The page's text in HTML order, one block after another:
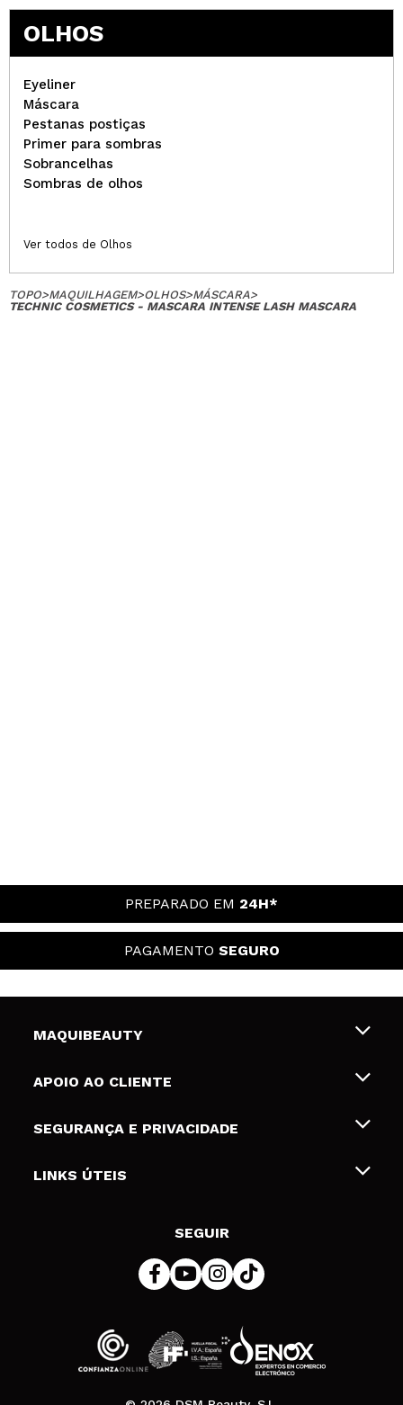
OLHOS
Eyeliner
Máscara
Pestanas postiças
Primer para sombras
Sobrancelhas
Sombras de olhos
Ver todos de Olhos
TOPO>MAQUILHAGEM>OLHOS>MÁSCARA>
TECHNIC COSMETICS - MASCARA INTENSE LASH MASCARA
PREPARADO EM 24H*
PAGAMENTO SEGURO
MAQUIBEAUTY
Sobre nós
Gift Cards
APOIO AO CLIENTE
Envios e Devoluções
Formas de pagamento
SEGURANÇA E PRIVACIDADE
Termos e Privacidade
LINKS ÚTEIS
SEGUIR